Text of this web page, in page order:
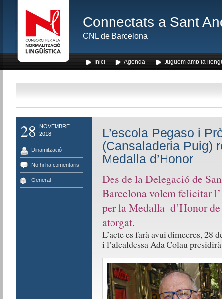
Connectats a Sant
CNL de Barcelona
Inici Agenda Juguem amb la
28
NOVEMBRE
2018
Dinamització
No hi ha comentaris
General
L’escola Pegaso i
(Cansaladeria Puig)
Medalla d’Honor
Des de la Delegació de
Barcelona volem felicitar l’
per la Medalla d’Honor de
atorgat.
L’acte es farà avui dimecres, 28
i l’alcaldessa Ada Colau presidirà